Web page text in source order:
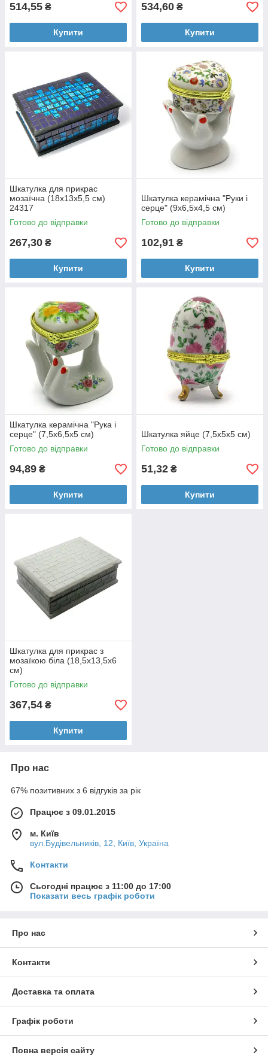
514,55 ₴
Купити
534,60 ₴
Купити
Шкатулка для прикрас
мозаїчна (18х13х5,5 см)
24317
Готово до відправки
267,30 ₴
Купити
Шкатулка керамічна "Руки і
серце" (9х6,5х4,5 см)
Готово до відправки
102,91 ₴
Купити
Шкатулка керамічна "Рука і
серце" (7,5х6,5х5 см)
Готово до відправки
94,89 ₴
Купити
Шкатулка яйце (7,5х5х5 см)
Готово до відправки
51,32 ₴
Купити
Шкатулка для прикрас з
мозаїкою біла (18,5х13,5х6
см)
Готово до відправки
367,54 ₴
Купити
Про нас
67% позитивних з 6 відгуків за рік
Працює з 09.01.2015
м. Київ
вул.Будівельників, 12, Київ, Україна
Контакти
Сьогодні працює з 11:00 до 17:00
Показати весь графік роботи
Про нас
Контакти
Доставка та оплата
Графік роботи
Повна версія сайту